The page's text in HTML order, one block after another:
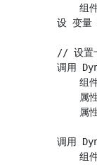
组
设 变量
// 设置
调用
组
属
属
调用
组